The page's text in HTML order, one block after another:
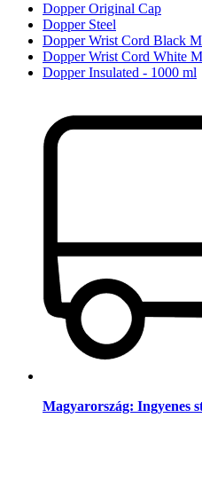
Dopper Original Cap
Dopper Steel
Dopper Wrist Cord Black
Dopper Wrist Cord White
Dopper Insulated - 1000 ml
Magyarország: Ingyenes